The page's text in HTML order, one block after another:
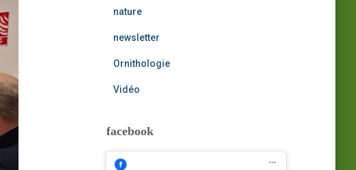
nature
newsletter
Ornithologie
Vidéo
facebook